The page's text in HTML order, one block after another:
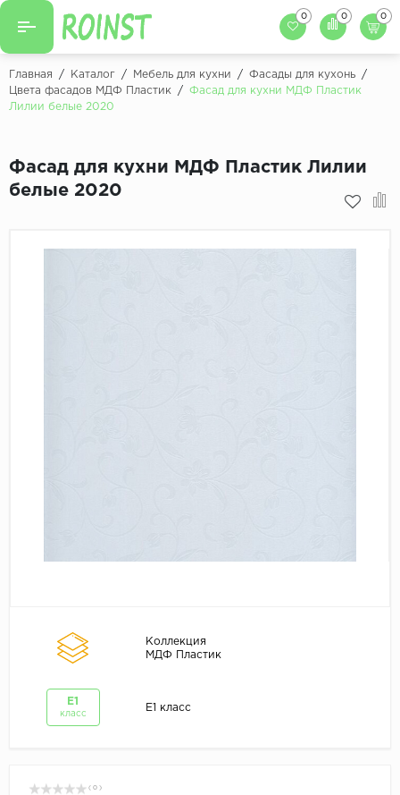
Назад
Кухни на заказ
Назад
Столешницы для
Декоры столешниц
0 0 0
Главная / Каталог / Мебель для кухни / Фасады для кухонь
/
Цвета фасадов МДФ Пластик
/
Фасад для кухни МДФ Пластик
Лилии белые 2020
Фасад для кухни МДФ Пластик Лилии
белые 2020
Коллекция
МДФ Пластик
E1
класс
E1 класс
( 0 )